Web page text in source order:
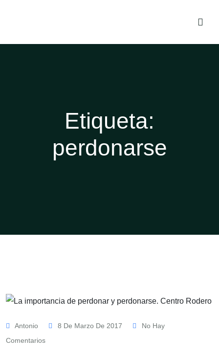
Etiqueta:
perdonarse
Antonio 8 De Marzo De 2017
No Hay
Comentarios